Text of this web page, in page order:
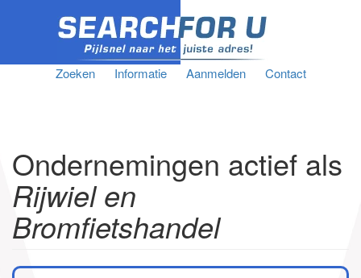
Zoeken Informatie Aanmelden Contact
Ondernemingen actief als
Rijwiel en
Bromfietshandel